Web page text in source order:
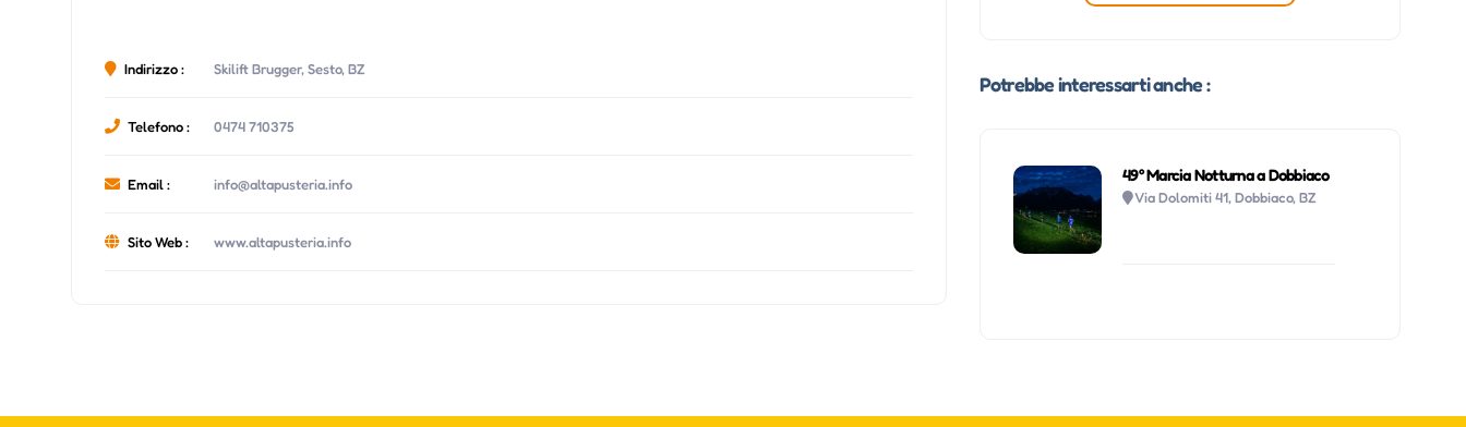
Indirizzo : Skilift Brugger, Sesto, BZ
Telefono : 0474 710375
Email : info@altapusteria.info
Sito Web : www.altapusteria.info
Potrebbe interessarti anche :
49° Marcia Notturna a Dobbiaco
Via Dolomiti 41, Dobbiaco, BZ